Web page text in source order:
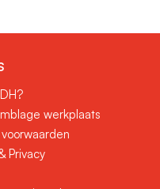
werkplaats
Privacy